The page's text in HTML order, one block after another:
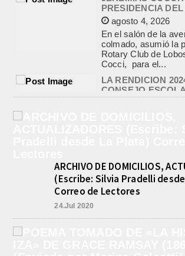
LA RENDICION
CONSEJO
APROBADA POR
DE CUENTAS
agosto 3, 2026
El Tribunal de
de Buenos Aires
la rendición de
correspondiente al
Por el torneo Pre-
el equipo de
un resonante triunfo
ARCHIVO DE DOMICILIOS,
(Escribe: Silvia Pradelli
Correo de Lectores
24.Jul 2020